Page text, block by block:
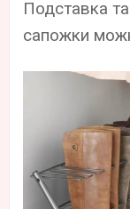
Подставка
сапожки